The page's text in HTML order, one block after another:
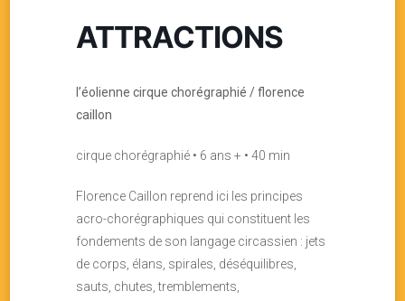
ATTRACTIONS
l’éolienne cirque chorégraphié / florence
caillon
cirque chorégraphié • 6 ans + • 40 min
Florence Caillon reprend ici les principes
acro-chorégraphiques qui constituent les
fondements de son langage circassien : jets
de corps, élans, spirales, déséquilibres,
sauts, chutes, tremblements,